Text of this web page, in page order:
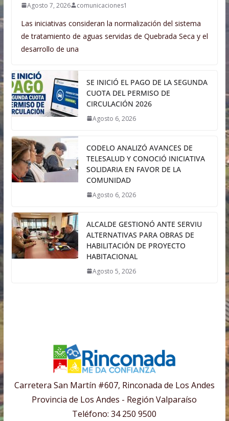
Agosto 7, 2026 comunicaciones1
Las iniciativas consideran la normalización del sistema
de tratamiento de aguas servidas de Quebrada Seca y el
desarrollo de una
SE INICIÓ EL PAGO DE LA SEGUNDA
CUOTA DEL PERMISO DE
CIRCULACIÓN 2026
Agosto 6, 2026
CODELO ANALIZÓ AVANCES DE
TELESALUD Y CONOCIÓ INICIATIVA
SOLIDARIA EN FAVOR DE LA
COMUNIDAD
Agosto 6, 2026
ALCALDE GESTIONÓ ANTE SERVIU
ALTERNATIVAS PARA OBRAS DE
HABILITACIÓN DE PROYECTO
HABITACIONAL
Agosto 5, 2026
Carretera San Martín #607, Rinconada de Los Andes
Provincia de Los Andes - Región Valparaíso
Teléfono: 34 250 9500